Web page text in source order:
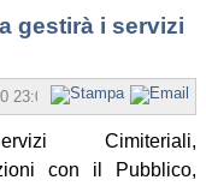
gestirà i servizi
23:08 Scritto da
Cimiteriali,
con il Pubblico,